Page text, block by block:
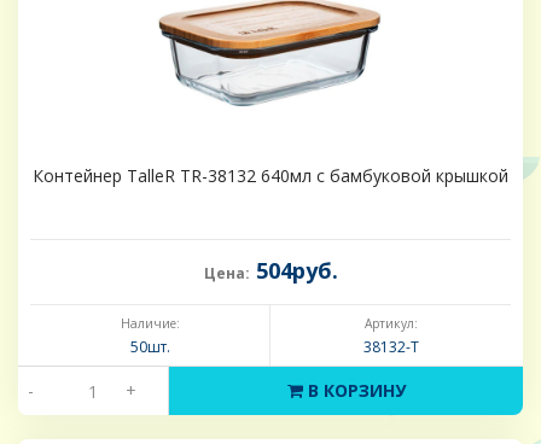
Контейнер TalleR TR-38132 640мл с бамбуковой крышкой
Цена: 504руб.
Наличие:
50шт.
Артикул:
38132-Т
- + В КОРЗИНУ